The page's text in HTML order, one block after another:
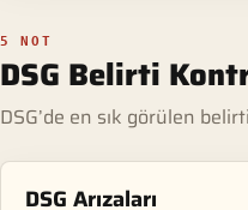
5 NOT
DSG Belirti
DSG’de en sık görülen
DSG Arızaları